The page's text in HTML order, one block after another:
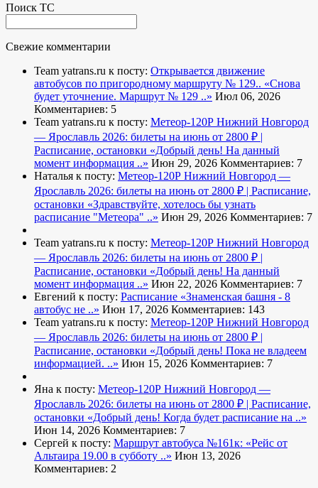
Поиск ТС
Свежие комментарии
Team yatrans.ru к посту: Открывается движение
автобусов по пригородному маршруту № 129.. «Снова
будет уточнение. Маршрут № 129 ..» Июл 06, 2026
Комментариев: 5
Team yatrans.ru к посту: Метеор-120Р Нижний Новгород
— Ярославль 2026: билеты на июнь от 2800 ₽ |
Расписание, остановки «Добрый день! На данный
момент информация ..» Июн 29, 2026 Комментариев: 7
Наталья к посту: Метеор-120Р Нижний Новгород —
Ярославль 2026: билеты на июнь от 2800 ₽ | Расписание,
остановки «Здравствуйте, хотелось бы узнать
расписание "Метеора" ..» Июн 29, 2026 Комментариев: 7
Team yatrans.ru к посту: Метеор-120Р Нижний Новгород
— Ярославль 2026: билеты на июнь от 2800 ₽ |
Расписание, остановки «Добрый день! На данный
момент информация ..» Июн 22, 2026 Комментариев: 7
Евгений к посту: Расписание «Знаменская башня - 8
автобус не ..» Июн 17, 2026 Комментариев: 143
Team yatrans.ru к посту: Метеор-120Р Нижний Новгород
— Ярославль 2026: билеты на июнь от 2800 ₽ |
Расписание, остановки «Добрый день! Пока не владеем
информацией. ..» Июн 15, 2026 Комментариев: 7
Яна к посту: Метеор-120Р Нижний Новгород —
Ярославль 2026: билеты на июнь от 2800 ₽ | Расписание,
остановки «Добрый день! Когда будет расписание на ..»
Июн 14, 2026 Комментариев: 7
Сергей к посту: Маршрут автобуса №161к: «Рейс от
Альтаира 19.00 в субботу ..» Июн 13, 2026
Комментариев: 2